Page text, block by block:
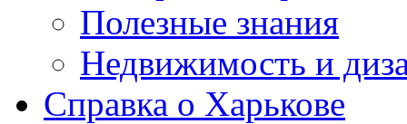
Полезные знания
Недвижимость и
Справка о Харькове